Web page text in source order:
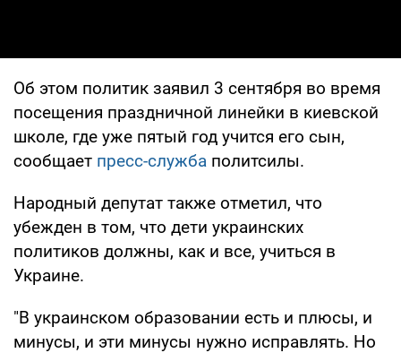
Об этом политик заявил 3 сентября во время
посещения праздничной линейки в киевской
школе, где уже пятый год учится его сын,
сообщает пресс-служба политсилы.
Народный депутат также отметил, что
убежден в том, что дети украинских
политиков должны, как и все, учиться в
Украине.
"В украинском образовании есть и плюсы, и
минусы, и эти минусы нужно исправлять. Но